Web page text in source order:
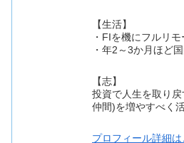
【生活】
・FIを機にフルリモ
・年2～3か月ほど
【志】
投資で人生を取り
仲間)を増やすべく
プロフィール詳細は